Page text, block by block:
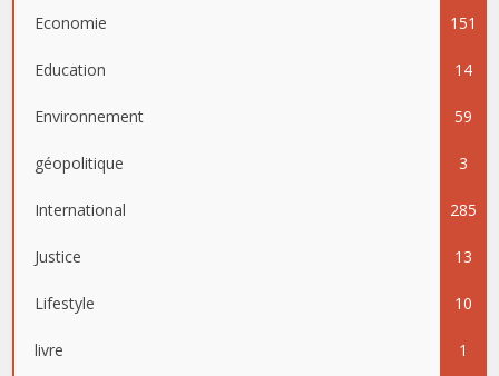
Economie 151
Education 14
Environnement 59
géopolitique 3
International 285
Justice 13
Lifestyle 10
livre 1